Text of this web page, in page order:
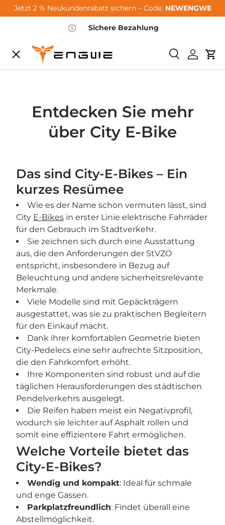
Zum Inhalt springen
Jetzt 2 % Neukundenrabatt sichern – Code: NEWENGWE
Sichere Bezahlung
Suchen
Speisekarte
City-Sale
E-Bikes
Community
Support
Entdecken Sie mehr
über City E-Bike
Das sind City-E-Bikes – Ein
kurzes Resümee
Wie es der Name schon vermuten lässt, sind
City E-Bikes in erster Linie elektrische Fahrräder
für den Gebrauch im Stadtverkehr.
Sie zeichnen sich durch eine Ausstattung
aus, die den Anforderungen der StVZO
entspricht, insbesondere in Bezug auf
Beleuchtung und andere sicherheitsrelevante
Merkmale.
Viele Modelle sind mit Gepäckträgern
ausgestattet, was sie zu praktischen Begleitern
für den Einkauf macht.
Dank ihrer komfortablen Geometrie bieten
City-Pedelecs eine sehr aufrechte Sitzposition,
die den Fahrkomfort erhöht.
Ihre Komponenten sind robust und auf die
täglichen Herausforderungen des städtischen
Pendelverkehrs ausgelegt.
Die Reifen haben meist ein Negativprofil,
wodurch sie leichter auf Asphalt rollen und
somit eine effizientere Fahrt ermöglichen.
Welche Vorteile bietet das
City-E-Bikes?
Wendig und kompakt: Ideal für schmale
und enge Gassen.
Parkplatzfreundlich: Findet überall eine
Abstellmöglichkeit.